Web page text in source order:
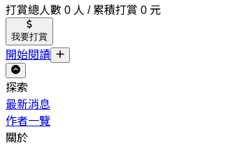
打賞總人數 0 人 / 累積打賞 0 元
我要打賞
開始閱讀
探索
最新消息
作者一覽
關於